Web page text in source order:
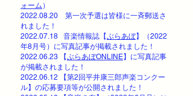
ォーム ）
2022.08.20
第一次予選は皆様に一斉郵送さ
れました！
2022.07.18 音楽情報誌 【ぶらあぼ】（2022
年8月号）に写真記事が掲載されました！
2022.06.23 【ぶらあぼONLINE】 に写真記事
が掲載されました ！
2022.06.12 【第2回平井康三郎声楽コンクー
ル】の応募要項等が公開されました ！